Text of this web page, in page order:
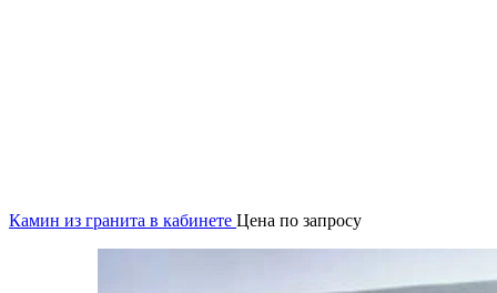
Камин из гранита в кабинете Цена по запросу